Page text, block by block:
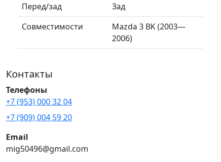
Перед/зад
Зад
Совместимости
Mazda 3 BK (2003—
2006)
Контакты
Телефоны
+7 (953) 000 32 04
+7 (909) 004 59 20
Email
mig50496@gmail.com